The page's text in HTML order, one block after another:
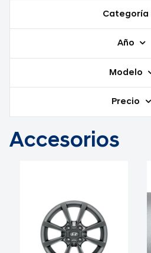
Categoría
Año
Modelo
Precio
Accesorios